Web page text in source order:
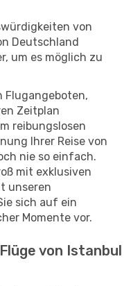
von
Deutschland
um es möglich zu
Flugangeboten,
Zeitplan
reibungslosen
Ihrer Reise von
nie so einfach.
mit exklusiven
unseren
sich auf ein
Momente vor.
von Istanbul